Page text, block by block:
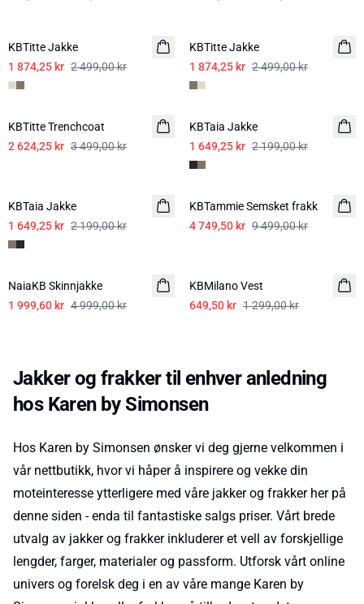
KBTitte Jakke
1 874,25 kr 2 499,00 kr
KBTitte Jakke
1 874,25 kr 2 499,00 kr
SALE
KBTitte Trenchcoat
2 624,25 kr 3 499,00 kr
SALE
KBTaia Jakke
1 649,25 kr 2 199,00 kr
KBTaia Jakke
1 649,25 kr 2 199,00 kr
-50%
KBTammie Semsket frakk
4 749,50 kr 9 499,00 kr
-60%
NaiaKB Skinnjakke
1 999,60 kr 4 999,00 kr
KBMilano Vest
649,50 kr 1 299,00 kr
Jakker og frakker til enhver anledning
hos Karen by Simonsen
Hos Karen by Simonsen ønsker vi deg gjerne velkommen i
vår nettbutikk, hvor vi håper å inspirere og vekke din
moteinteresse ytterligere med våre jakker og frakker her på
denne siden - enda til fantastiske salgs priser. Vårt brede
utvalg av jakker og frakker inkluderer et vell av forskjellige
lengder, farger, materialer og passform. Utforsk vårt online
univers og forelsk deg i en av våre mange Karen by